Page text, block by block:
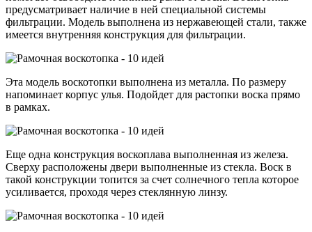
предусматривает наличие в ней специальной системы
фильтрации. Модель выполнена из нержавеющей стали, также
имеется внутренняя конструкция для фильтрации.
Эта модель воскотопки выполнена из металла. По размеру
напоминает корпус улья. Подойдет для растопки воска прямо
в рамках.
Еще одна конструкция воскоплава выполненная из железа.
Сверху расположены двери выполненные из стекла. Воск в
такой конструкции топится за счет солнечного тепла которое
усиливается, проходя через стеклянную линзу.